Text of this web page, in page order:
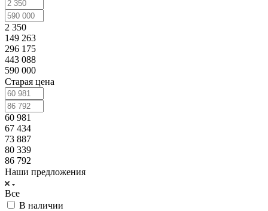
2 350
149 263
296 175
443 088
590 000
Старая цена
60 981
67 434
73 887
80 339
86 792
Наши предложения
Все
В наличии